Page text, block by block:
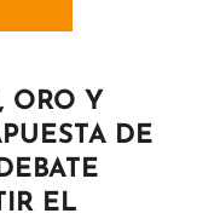
ORO Y
DE
EL